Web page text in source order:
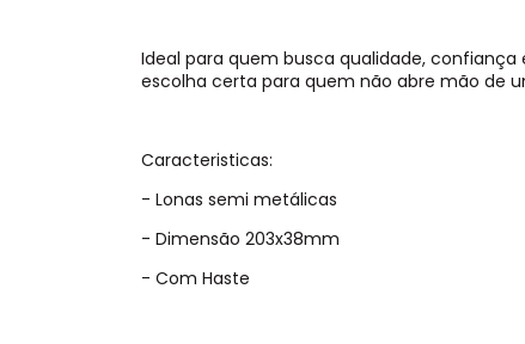
Ideal para quem busca qualidade, confiança
escolha certa para quem não abre mão de
Caracteristicas:
- Lonas semi metálicas
- Dimensão 203x38mm
- Com Haste